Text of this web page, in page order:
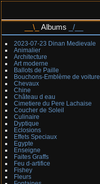
Albums
2023-07-23 Dinan Medievale
Animalier
Architecture
Art moderne
Ballots de Paille
Bouchons-Emblème de
Chevaux
Chine
Château d eau
Cimetiere du Pere Lachaise
Coucher de Soleil
Culinaire
Dyptique
Eclosions
Effets Speciaux
Egypte
Enseigne
Faites Graffs
Feu d-artifice
Fishey
Fleurs